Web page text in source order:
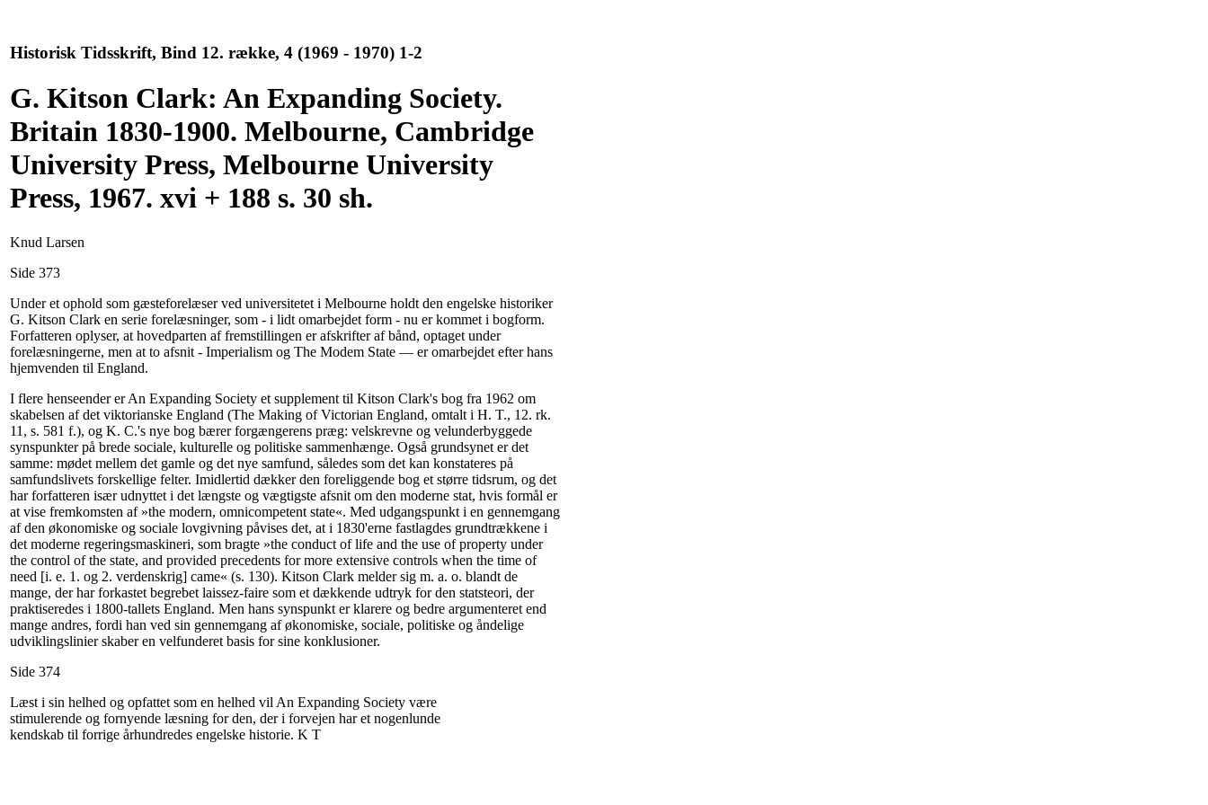
Historisk Tidsskrift, Bind 12. række, 4 (1969 - 1970) 1-2
G. Kitson Clark: An Expanding Society.
Britain 1830-1900. Melbourne, Cambridge
University Press, Melbourne University
Press, 1967. xvi + 188 s. 30 sh.
Knud Larsen
Side 373
Under et ophold som gæsteforelæser ved universitetet i Melbourne holdt den engelske historiker
G. Kitson Clark en serie forelæsninger, som - i lidt omarbejdet form - nu er kommet i bogform.
Forfatteren oplyser, at hovedparten af fremstillingen er afskrifter af bånd, optaget under
forelæsningerne, men at to afsnit - Imperialism og The Modem State — er omarbejdet efter hans
hjemvenden til England.
I flere henseender er An Expanding Society et supplement til Kitson Clark's bog fra 1962 om
skabelsen af det viktorianske England (The Making of Victorian England, omtalt i H. T., 12. rk.
11, s. 581 f.), og K. C.'s nye bog bærer forgængerens præg: velskrevne og velunderbyggede
synspunkter på brede sociale, kulturelle og politiske sammenhænge. Også grundsynet er det
samme: mødet mellem det gamle og det nye samfund, således som det kan konstateres på
samfundslivets forskellige felter. Imidlertid dækker den foreliggende bog et større tidsrum, og det
har forfatteren især udnyttet i det længste og vægtigste afsnit om den moderne stat, hvis formål er
at vise fremkomsten af »the modern, omnicompetent state«. Med udgangspunkt i en gennemgang
af den økonomiske og sociale lovgivning påvises det, at i 1830'erne fastlagdes grundtrækkene i
det moderne regeringsmaskineri, som bragte »the conduct of life and the use of property under
the control of the state, and provided precedents for more extensive controls when the time of
need [i. e. 1. og 2. verdenskrig] came« (s. 130). Kitson Clark melder sig m. a. o. blandt de
mange, der har forkastet begrebet laissez-faire som et dækkende udtryk for den statsteori, der
praktiseredes i 1800-tallets England. Men hans synspunkt er klarere og bedre argumenteret end
mange andres, fordi han ved sin gennemgang af økonomiske, sociale, politiske og åndelige
udviklingslinier skaber en velfunderet basis for sine konklusioner.
Side 374
Læst i sin helhed og opfattet som en helhed vil An Expanding Society være
stimulerende og fornyende læsning for den, der i forvejen har et nogenlunde
kendskab til forrige århundredes engelske historie. K T